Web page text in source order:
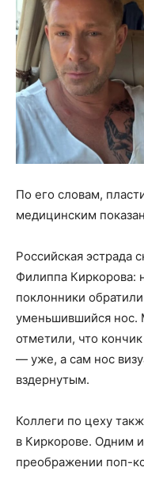
По его словам,
медицинским
Российская эстрада
Филиппа Киркорова:
поклонники
уменьшившийся нос.
отметили, что
— уже, а сам нос
вздернутым.
Коллеги по цеху
в Киркорове. Одним
преображении поп-